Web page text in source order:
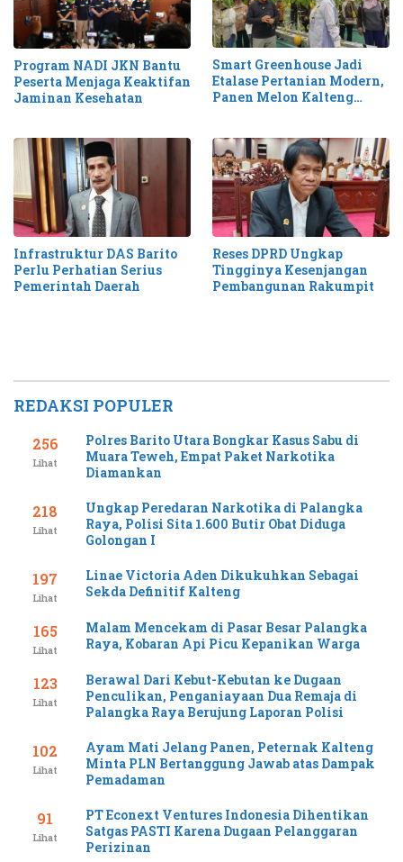
Program NADI JKN Bantu
Peserta Menjaga Keaktifan
Jaminan Kesehatan
Smart Greenhouse Jadi
Etalase Pertanian Modern,
Panen Melon Kalteng
Infrastruktur DAS Barito
Perlu Perhatian Serius
Pemerintah Daerah
Reses DPRD Ungkap
Tingginya Kesenjangan
Pembangunan Rakumpit
REDAKSI POPULER
256
Lihat
Polres Barito Utara Bongkar Kasus Sabu di
Muara Teweh, Empat Paket Narkotika
Diamankan
218
Lihat
Ungkap Peredaran Narkotika di Palangka
Raya, Polisi Sita 1.600 Butir Obat Diduga
Golongan I
197
Lihat
Linae Victoria Aden Dikukuhkan Sebagai
Sekda Definitif Kalteng
165
Lihat
Malam Mencekam di Pasar Besar Palangka
Raya, Kobaran Api Picu Kepanikan Warga
123
Lihat
Berawal Dari Kebut-Kebutan ke Dugaan
Penculikan, Penganiayaan Dua Remaja di
Palangka Raya Berujung Laporan Polisi
102
Lihat
Ayam Mati Jelang Panen, Peternak Kalteng
Minta PLN Bertanggung Jawab atas Dampak
Pemadaman
91
Lihat
PT Econext Ventures Indonesia Dihentikan
Satgas PASTI Karena Dugaan Pelanggaran
Perizinan